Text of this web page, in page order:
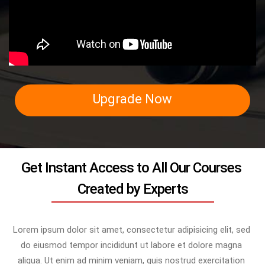
Upgrade Now
Get Instant Access to All Our Courses
Created by Experts
Lorem ipsum dolor sit amet, consectetur adipisicing elit, sed
do eiusmod tempor incididunt ut labore et dolore magna
aliqua. Ut enim ad minim veniam, quis nostrud exercitation